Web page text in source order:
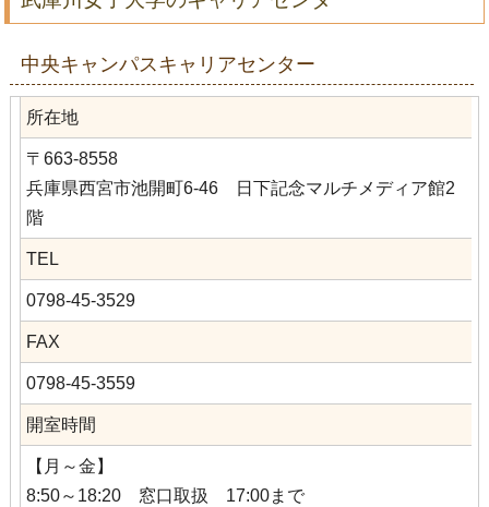
中央キャンパスキャリアセンター
所在地
〒663-8558
兵庫県西宮市池開町6-46 日下記念マルチメディア館2
階
TEL
0798-45-3529
FAX
0798-45-3559
開室時間
【月～金】
8:50～18:20 窓口取扱 17:00まで